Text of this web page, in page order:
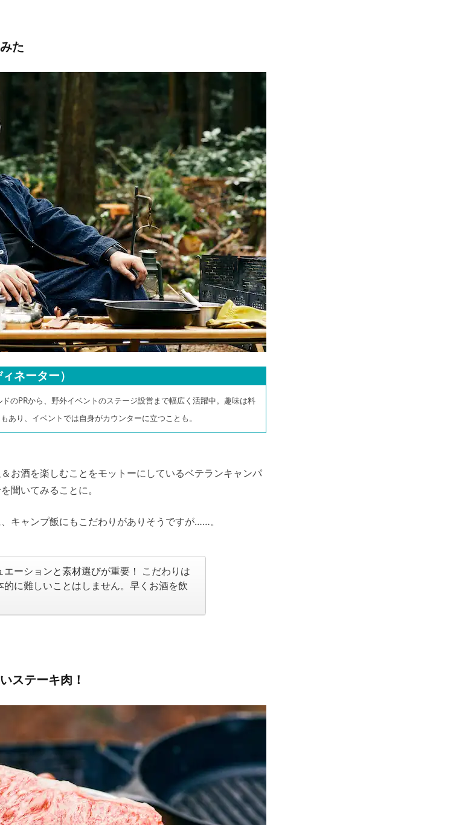
た
ネーター）
のPRから、野外イベントのステージ設営まで幅広く活躍中。趣味は料
あり、イベントでは自身がカウンターに立つことも。
お酒を楽しむことをモットーにしているベテランキャンパ
聞いてみることに。
キャンプ飯にもこだわりがありそうですが……。
エーションと素材選びが重要！ こだわりは
的に難しいことはしません。早くお酒を飲
ステーキ肉！